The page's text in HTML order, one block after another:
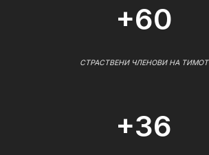
+60
СТРАСТВЕНИ ЧЛЕНОВИ НА ТИМОТ
+36